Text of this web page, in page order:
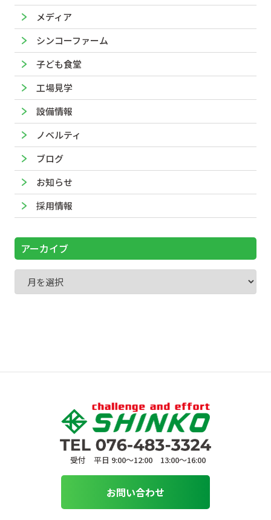
メディア
シンコーファーム
子ども食堂
工場見学
設備情報
ノベルティ
ブログ
お知らせ
採用情報
アーカイブ
受付 平日 9:00〜12:00 13:00〜16:00
お問い合わせ